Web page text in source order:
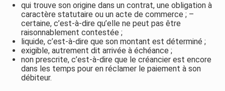
qui trouve son origine dans un contrat, une obligation à
caractère statutaire ou un acte de commerce ; –
certaine, c’est-à-dire qu’elle ne peut pas être
raisonnablement contestée ;
liquide, c’est-à-dire que son montant est déterminé ;
exigible, autrement dit arrivée à échéance ;
non prescrite, c’est-à-dire que le créancier est encore
dans les temps pour en réclamer le paiement à son
débiteur.